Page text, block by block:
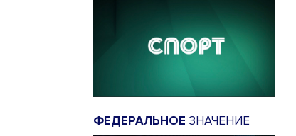
ФЕДЕРАЛЬНОЕ ЗНАЧЕНИЕ